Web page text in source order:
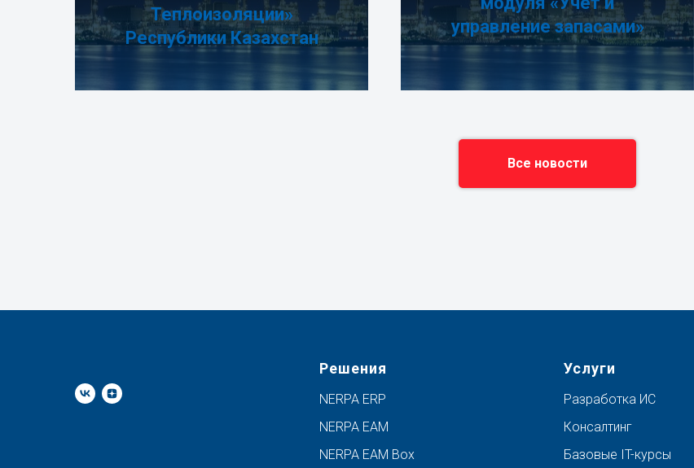
Теплоизоляции»
Республики Казахстан
управление запасами»
Все новости
Решения
NERPA ERP
NERPA EAM
NERPA EAM Box
Услуги
Разработка ИС
Консалтинг
Базовые IT-курсы